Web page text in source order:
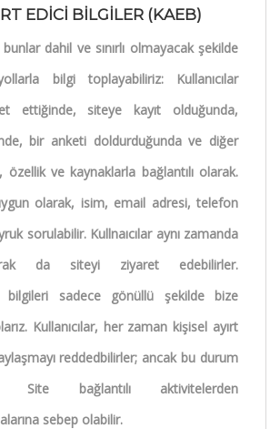
EDİCİ BİLGİLER (KAEB)
bunlar dahil ve sınırlı olmayacak şekilde
bilgi toplayabiliriz: Kullanıcılar
ettiğinde, siteye kayıt olduğunda,
bir anketi doldurduğunda ve diğer
özellik ve kaynaklarla bağlantılı olarak.
olarak, isim, email adresi, telefon
sorulabilir. Kullnaıcılar aynı zamanda
da siteyi ziyaret edebilirler.
bilgileri sadece gönüllü şekilde bize
Kullanıcılar, her zaman kişisel ayırt
reddedbilirler; ancak bu durum
Site bağlantılı aktivitelerden
sebep olabilir.